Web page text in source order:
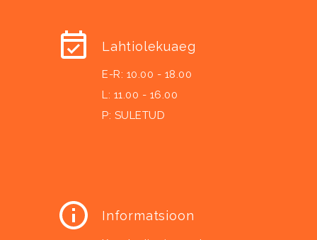
Lahtiolekuaeg
E-R: 10.00 - 18.00
L: 11.00 - 16.00
P: SULETUD
Informatsioon